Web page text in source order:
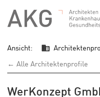
Ansicht:
← Alle Architektenprofile
WerKonzept